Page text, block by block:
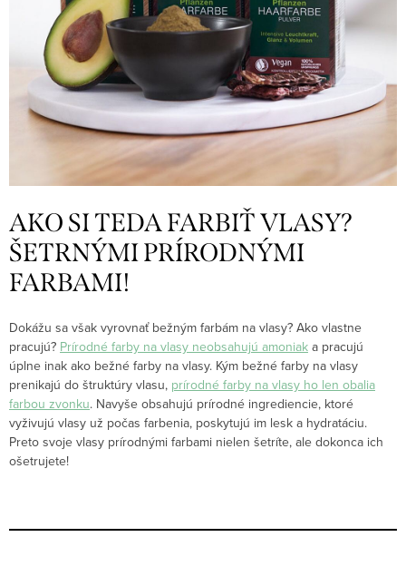
AKO SI TEDA FARBIŤ VLASY?
ŠETRNÝMI PRÍRODNÝMI
FARBAMI!
Dokážu sa však vyrovnať bežným farbám na vlasy? Ako vlastne
pracujú? Prírodné farby na vlasy neobsahujú amoniak a pracujú
úplne inak ako bežné farby na vlasy. Kým bežné farby na vlasy
prenikajú do štruktúry vlasu, prírodné farby na vlasy ho len obalia
farbou zvonku. Navyše obsahujú prírodné ingrediencie, ktoré
vyživujú vlasy už počas farbenia, poskytujú im lesk a hydratáciu.
Preto svoje vlasy prírodnými farbami nielen šetríte, ale dokonca ich
ošetrujete!